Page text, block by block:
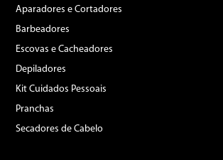
Aparadores e Cortadores
Barbeadores
Escovas e Cacheadores
Depiladores
Kit Cuidados Pessoais
Pranchas
Secadores de Cabelo